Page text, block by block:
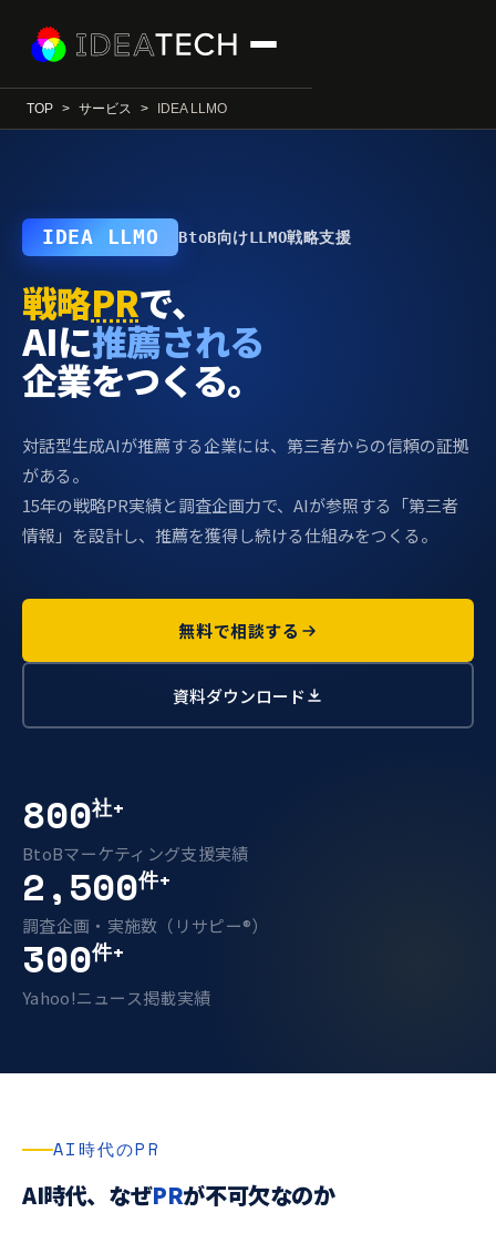
TOP サービス IDEA LLMO
IDEA LLMO BtoB向けLLMO戦略支援
戦略PRで、
AIに推薦される
企業をつくる。
対話型生成AIが推薦する企業には、第三者からの信頼の証拠
がある。
15年の戦略PR実績と調査企画力で、AIが参照する「第三者
情報」を設計し、推薦を獲得し続ける仕組みをつくる。
無料で相談する
資料ダウンロード
800社+
BtoBマーケティング支援実績
2,500件+
調査企画・実施数（リサピー®）
300件+
Yahoo!ニュース掲載実績
AI時代のPR
AI時代、なぜPRが不可欠なのか